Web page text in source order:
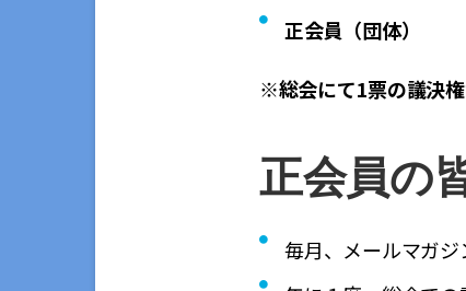
正会員（団体）
※総会にて1票の議決権
正会員の
毎月、メールマガジ